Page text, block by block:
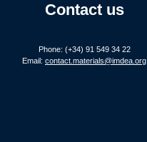
Contact us
Phone: (+34) 91 549 34 22
Email: contact.materials@imdea.org